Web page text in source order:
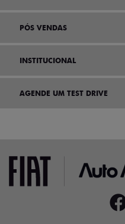
PÓS VENDAS
INSTITUCIONAL
AGENDE UM TEST DRIVE